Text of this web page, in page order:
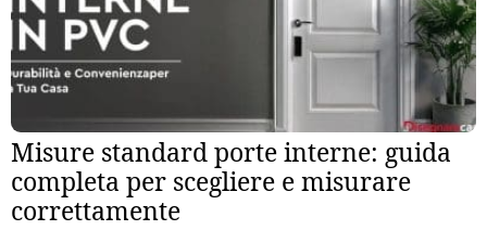
Misure standard porte interne: guida
completa per scegliere e misurare
correttamente